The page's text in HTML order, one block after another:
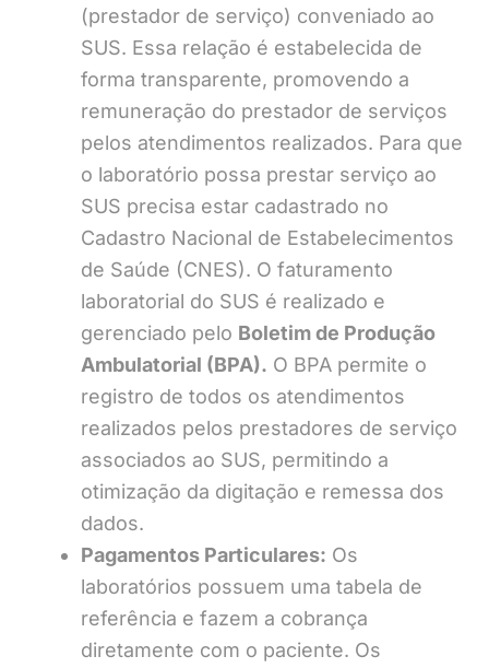
(prestador de serviço) conveniado ao
SUS. Essa relação é estabelecida de
forma transparente, promovendo a
remuneração do prestador de serviços
pelos atendimentos realizados. Para que
o laboratório possa prestar serviço ao
SUS precisa estar cadastrado no
Cadastro Nacional de Estabelecimentos
de Saúde (CNES). O faturamento
laboratorial do SUS é realizado e
gerenciado pelo Boletim de Produção
Ambulatorial (BPA). O BPA permite o
registro de todos os atendimentos
realizados pelos prestadores de serviço
associados ao SUS, permitindo a
otimização da digitação e remessa dos
dados.
Pagamentos Particulares: Os
laboratórios possuem uma tabela de
referência e fazem a cobrança
diretamente com o paciente. Os